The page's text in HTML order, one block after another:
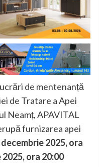
de mentenanță
de Tratare a Apei
Neamț, APAVITAL
furnizarea apei
2025, ora
ora 20:00